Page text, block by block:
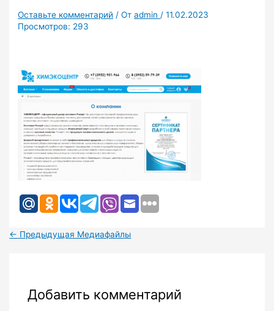
Оставьте комментарий / Отadmin /11.02.2023
Просмотров: 293
← Предыдущая Медиафайлы
Добавить комментарий